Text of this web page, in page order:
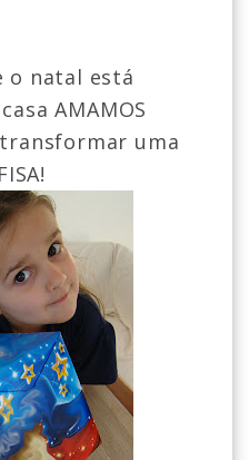
o natal está
AMAMOS
uma